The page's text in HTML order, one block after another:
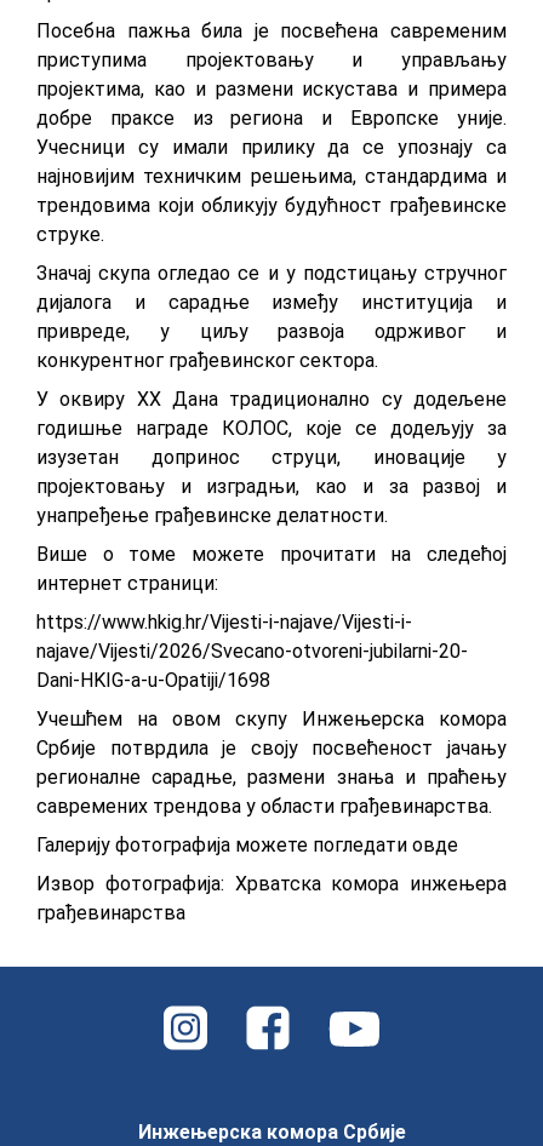
Посебна пажња била је посвећена савременим
приступима пројектовању и управљању
пројектима, као и размени искустава и примера
добре праксе из региона и Европске уније.
Учесници су имали прилику да се упознају са
најновијим техничким решењима, стандардима и
трендовима који обликују будућност грађевинске
струке.
Значај скупа огледао се и у подстицању стручног
дијалога и сарадње између институција и
привреде, у циљу развоја одрживог и
конкурентног грађевинског сектора.
У оквиру XX Дана традиционално су додељене
годишње награде КОЛОС, које се додељују за
изузетан допринос струци, иновације у
пројектовању и изградњи, као и за развој и
унапређење грађевинске делатности.
Више о томе можете прочитати на следећој
интернет страници:
https://www.hkig.hr/Vijesti-i-najave/Vijesti-i-
najave/Vijesti/2026/Svecano-otvoreni-jubilarni-20-
Dani-HKIG-a-u-Opatiji/1698
Учешћем на овом скупу Инжењерска комора
Србије потврдила је своју посвећеност јачању
регионалне сарадње, размени знања и праћењу
савремених трендова у области грађевинарства.
Галерију фотографија можете погледати овде
Извор фотографија: Хрватска комора инжењера
грађевинарства
Инжењерска комора Србије